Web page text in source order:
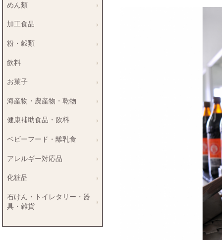
めん類
加工食品
粉・穀類
飲料
お菓子
海産物・農産物・乾物
健康補助食品・飲料
ベビーフード・離乳食
アレルギー対応品
化粧品
石けん・トイレタリー・器
具・雑貨